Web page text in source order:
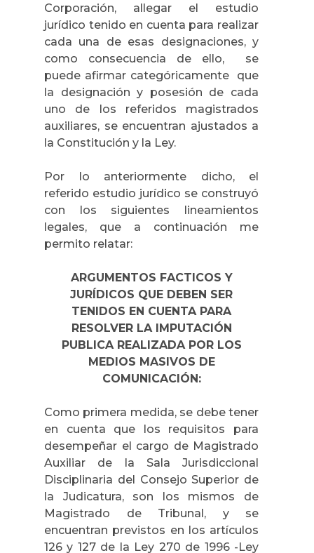
Corporación, allegar el estudio
jurídico tenido en cuenta para realizar
cada una de esas designaciones, y
como consecuencia de ello,
se
puede afirmar categóricamente
que
la designación y posesión de cada
uno de los referidos magistrados
auxiliares, se encuentran ajustados a
la Constitución y la Ley.
Por lo anteriormente dicho, el
referido estudio jurídico se construyó
con los siguientes lineamientos
legales, que a continuación me
permito relatar:
ARGUMENTOS FACTICOS Y
JURÍDICOS QUE DEBEN SER
TENIDOS EN CUENTA PARA
RESOLVER LA IMPUTACIÓN
PUBLICA REALIZADAPOR LOS
MEDIOS MASIVOS DE
COMUNICACIÓN:
Como primera medida, se debe tener
en cuenta que los requisitos para
desempeñar el cargo de Magistrado
Auxiliar de la Sala Jurisdiccional
Disciplinaria del Consejo Superior de
la Judicatura, son los mismos de
Magistrado de Tribunal, y se
encuentran previstos en los artículos
126 y 127 de la Ley 270 de 1996 -Ley